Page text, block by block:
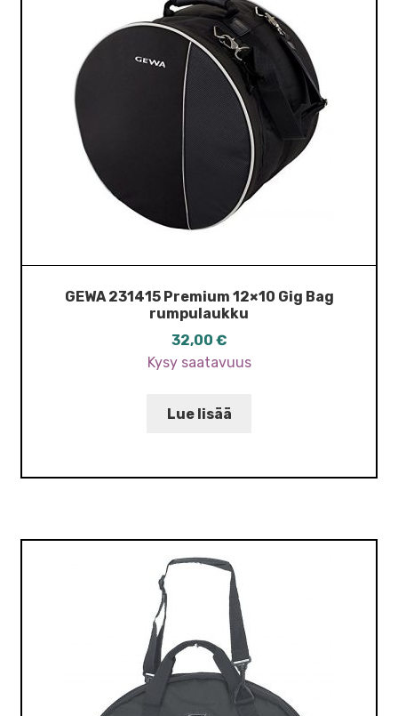
GEWA 231415 Premium 12×10 Gig Bag
rumpulaukku
32,00 €
Kysy saatavuus
Lue lisää